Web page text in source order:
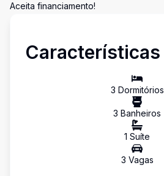
Aceita financiamento!
Características
3 Dormitórios
3 Banheiros
1 Suíte
3 Vagas